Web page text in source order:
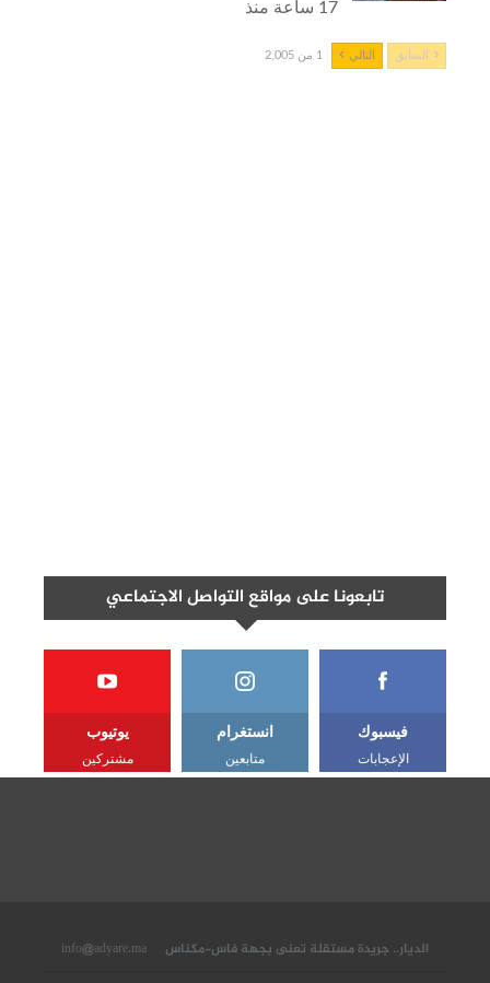
17 ساعة منذ
السابق التالي 1 من 2,005
تابعونا على مواقع التواصل الاجتماعي
فيسبوك
الإعجابات
انستغرام
متابعين
يوتيوب
مشتركين
الديار.. جريدة مستقلة تعنى بجهة فاس-مكناس info@adyare.ma